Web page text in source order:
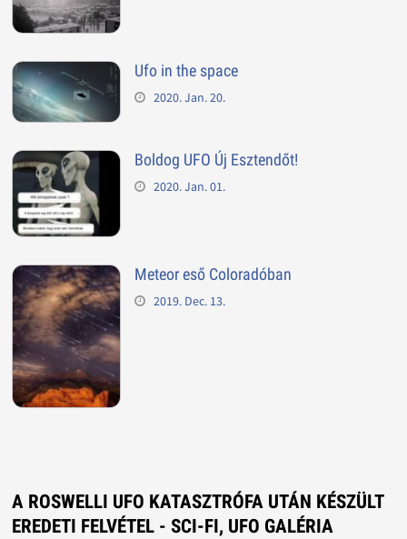
Ufo in the space
2020. Jan. 20.
Boldog UFO Új Esztendőt!
2020. Jan. 01.
Meteor eső Coloradóban
2019. Dec. 13.
A ROSWELLI UFO KATASZTRÓFA UTÁN KÉSZÜLT
EREDETI FELVÉTEL - SCI-FI, UFO GALÉRIA